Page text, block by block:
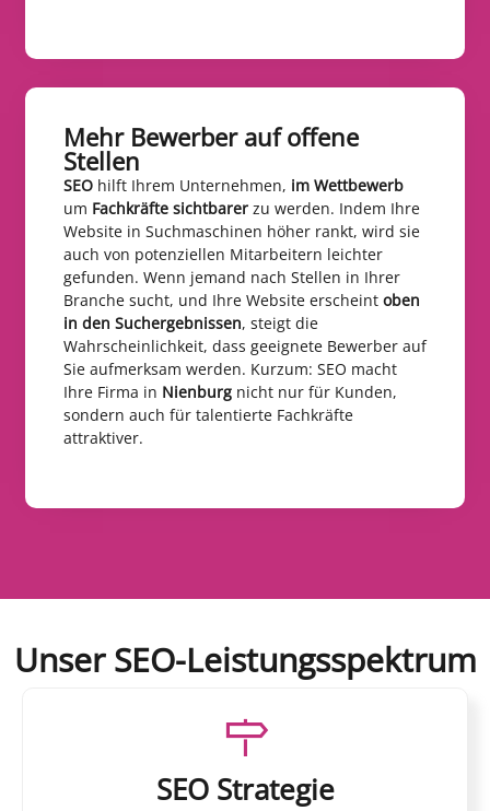
Mehr Bewerber auf offene
Stellen​
SEO hilft Ihrem Unternehmen, im Wettbewerb
um Fachkräfte sichtbarer zu werden. Indem Ihre
Website in Suchmaschinen höher rankt, wird sie
auch von potenziellen Mitarbeitern leichter
gefunden. Wenn jemand nach Stellen in Ihrer
Branche sucht, und Ihre Website erscheint oben
in den Suchergebnissen, steigt die
Wahrscheinlichkeit, dass geeignete Bewerber auf
Sie aufmerksam werden. Kurzum: SEO macht
Ihre Firma in Nienburg nicht nur für Kunden,
sondern auch für talentierte Fachkräfte
attraktiver.
Unser SEO-Leistungsspektrum
SEO Strategie